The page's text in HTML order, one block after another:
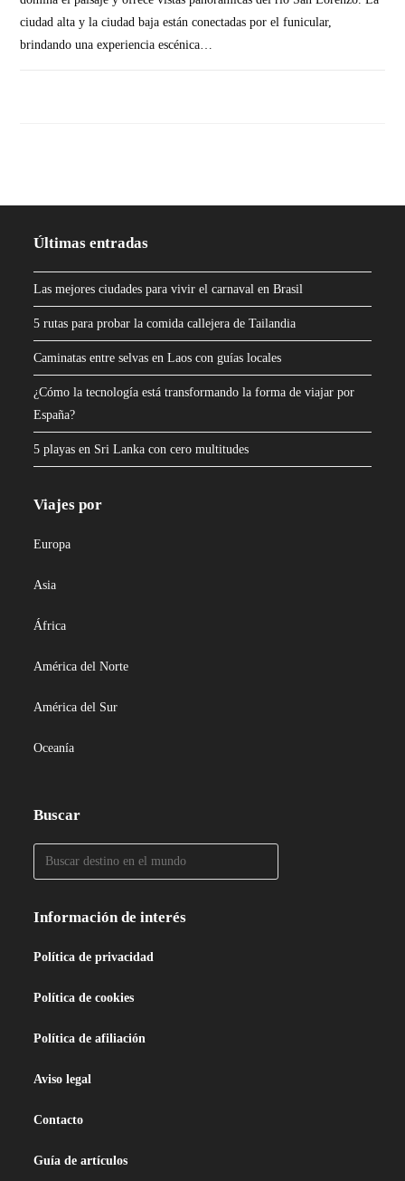
ciudad alta y la ciudad baja están conectadas por el funicular,
brindando una experiencia escénica…
Últimas entradas
Las mejores ciudades para vivir el carnaval en Brasil
5 rutas para probar la comida callejera de Tailandia
Caminatas entre selvas en Laos con guías locales
¿Cómo la tecnología está transformando la forma de viajar por
España?
5 playas en Sri Lanka con cero multitudes
Viajes por
Europa
Asia
África
América del Norte
América del Sur
Oceanía
Buscar
Información de interés
Política de privacidad
Política de cookies
Política de afiliación
Aviso legal
Contacto
Guía de artículos